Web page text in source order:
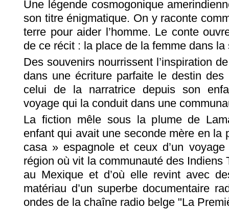
Une légende cosmogonique
son titre énigmatique. On y raconte
terre pour aider l’homme. Le conte
de ce récit : la place de la femme dans
Des souvenirs nourrissent l’inspiration
dans une écriture parfaite le destin
celui de la narratrice depuis son
voyage qui la conduit dans une
La fiction mêle sous la plume de
enfant qui avait une seconde mère en la
casa » espagnole et ceux d’un
région où vit la communauté des Indiens
au Mexique et d’où elle revint avec
matériau d’un superbe documentaire
ondes de la chaîne radio belge "La